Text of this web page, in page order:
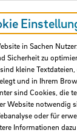
Lehre zu
haben
an
eingeladen,
in Sachen
Sicherheit zu
kleine
und in Ihrem
sind Cookies, die
Website notwendig
oder für
Informationen